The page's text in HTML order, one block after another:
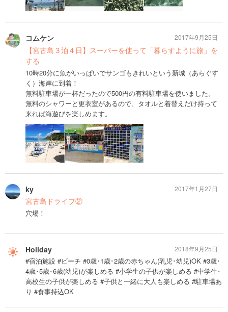
コムケン
【宮古島３泊４日】スーパーを使って「暮らすように旅」を
する
10時20分に魚がいっぱいでサンゴもきれいという新城（あらぐす
く）海岸に到着！
無料駐車場が一杯だったので500円の有料駐車場を使いました。
無料のシャワーと更衣室があるので、タオルと着替えだけ持って
来れば海遊びを楽しめます。
2017年9月25日
ky
宮古島ドライブ②
穴場！
2017年1月27日
Holiday
#宿泊施設 #ビーチ #0歳･1歳･2歳の赤ちゃん(乳児･幼児)OK #3歳･
4歳･5歳･6歳(幼児)が楽しめる #小学生の子供が楽しめる #中学生･
高校生の子供が楽しめる #子供と一緒に大人も楽しめる #駐車場あ
り #食事持込OK
2018年9月25日